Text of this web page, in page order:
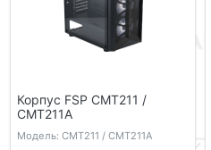
Корпус FSP CMT211 /
CMT211A
Модель: CMT211 / CMT211A